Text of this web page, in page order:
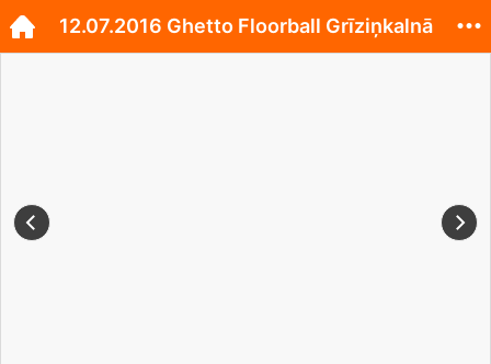
12.07.2016 Ghetto Floorball Grīziņkalnā